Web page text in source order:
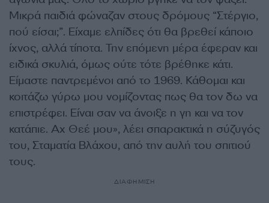
Μικρά παιδιά φώναζαν στους δρόμους “Στέργιο,
πού είσαι;”. Είχαμε ελπίδες ότι θα βρεθεί κάποιο
ίχνος, αλλά τίποτα. Την επόμενη μέρα έφεραν και
ειδικά σκυλιά, όμως ούτε τότε βρέθηκε κάτι.
Είμαστε παντρεμένοι από το 1969. Κάθομαι και
κοιτάζω γύρω μου νομίζοντας πως θα τον δω να
επιστρέφει. Είναι σαν να άνοιξε η γη και να τον
κατάπιε. Αχ Θεέ μου», λέει σπαρακτικά η σύζυγός
του, Σταματία Βλάχου, από την αυλή του σπιτιού
τους.
ΔΙΑΦΗΜΙΣΗ